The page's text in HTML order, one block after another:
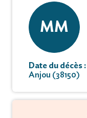
MM
Date du décès :
Anjou (38150)